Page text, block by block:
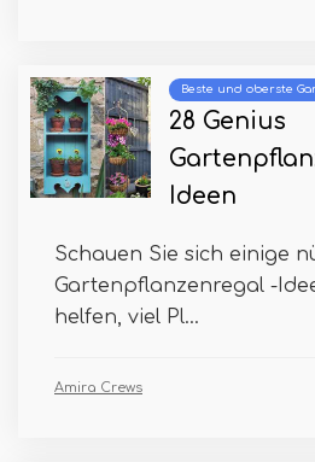
Beste und oberste
28 Genius
Ideen
Schauen Sie sich einige
Gartenpflanzenregal -
helfen, viel Pl...
Amira Crews